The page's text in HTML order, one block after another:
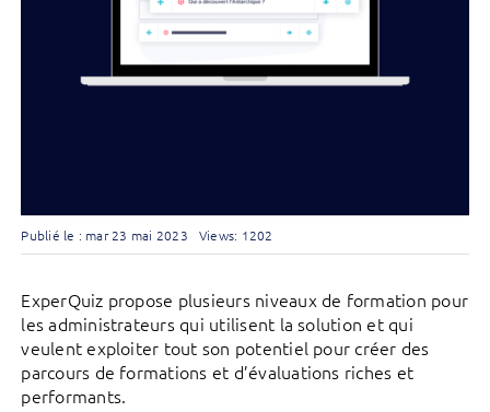
Publié le : mar 23 mai 2023 Views: 1202
ExperQuiz propose plusieurs niveaux de formation pour
les administrateurs qui utilisent la solution et qui
veulent exploiter tout son potentiel pour créer des
parcours de formations et d’évaluations riches et
performants.